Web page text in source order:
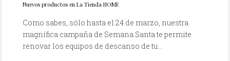
Nuevos productos en La Tienda HOME
Como sabes, sólo hasta el 24 de marzo, nuestra
magnífica campaña de Semana Santa te permite
renovar los equipos de descanso de tu...